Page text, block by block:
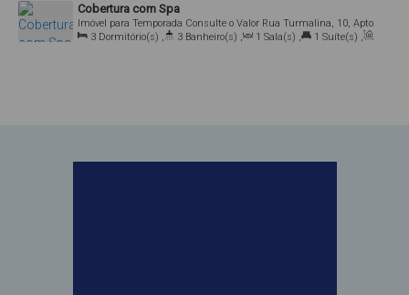
Cobertura com Spa
Consulte o Valor
Imóvel para Temporada
Rua Turmalina, 10, Apto
201, 88215-000, Mariscal, Bombinhas, Santa Catarina, Brasil
3 Dormitório(s) , 3 Banheiro(s) , 1 Sala(s) , 1 Suíte(s) ,